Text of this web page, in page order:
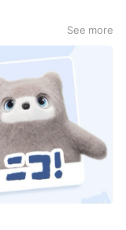
See more